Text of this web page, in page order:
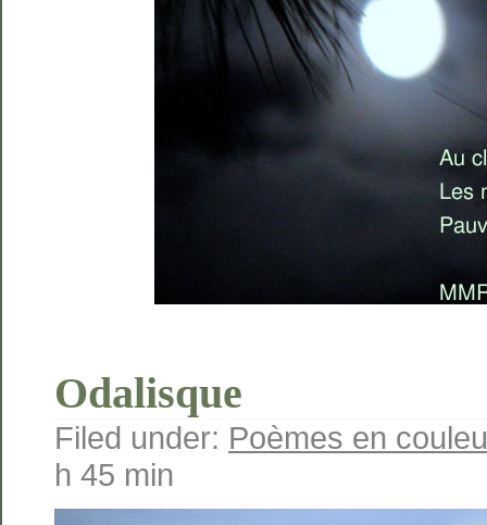
Odalisque
Filed under: Poèmes en
h 45 min